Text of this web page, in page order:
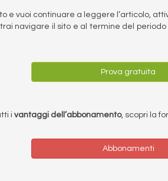
e vuoi continuare a leggere l’articolo,
navigare il sito e al termine del
Prova gratuita
i vantaggi dell’abbonamento, scopri la
Abbonamenti